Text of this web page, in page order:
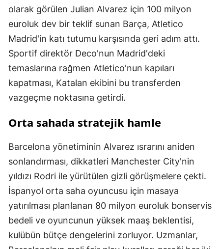
olarak görülen Julian Alvarez için 100 milyon
euroluk dev bir teklif sunan Barça, Atletico
Madrid'in katı tutumu karşısında geri adım attı.
Sportif direktör Deco'nun Madrid'deki
temaslarına rağmen Atletico'nun kapıları
kapatması, Katalan ekibini bu transferden
vazgeçme noktasına getirdi.
Orta sahada stratejik hamle
Barcelona yönetiminin Alvarez ısrarını aniden
sonlandırması, dikkatleri Manchester City'nin
yıldızı Rodri ile yürütülen gizli görüşmelere çekti.
İspanyol orta saha oyuncusu için masaya
yatırılması planlanan 80 milyon euroluk bonservis
bedeli ve oyuncunun yüksek maaş beklentisi,
kulübün bütçe dengelerini zorluyor. Uzmanlar,